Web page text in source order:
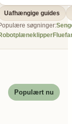
Uafhængige guides
søgninger:
Populært nu